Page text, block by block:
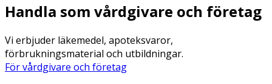
Handla som vårdgivare och företag
Vi erbjuder läkemedel, apoteksvaror,
förbrukningsmaterial och utbildningar.
För vårdgivare och företag